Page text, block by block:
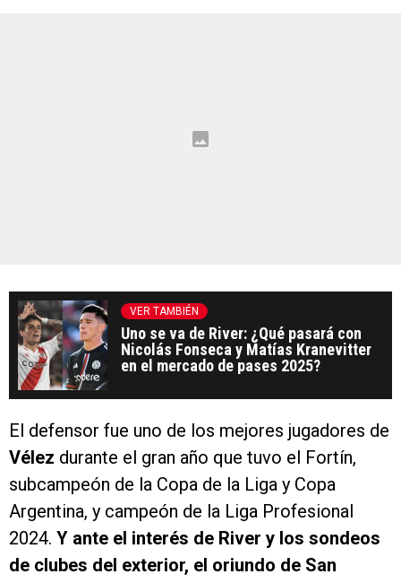
VER TAMBIÉN
Uno se va de River: ¿Qué pasará con
Nicolás Fonseca y Matías Kranevitter
en el mercado de pases 2025?
El defensor fue uno de los mejores jugadores de
Vélez durante el gran año que tuvo el Fortín,
subcampeón de la Copa de la Liga y Copa
Argentina, y campeón de la Liga Profesional
2024. Y ante el interés de River y los sondeos
de clubes del exterior, el oriundo de San